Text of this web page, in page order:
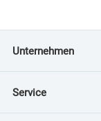
Unternehmen
Service